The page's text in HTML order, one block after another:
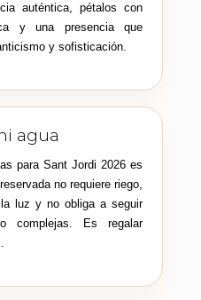
auténtica, pétalos con
y una presencia que
y sofisticación.
agua
para Sant Jordi 2026 es
no requiere riego,
luz y no obliga a seguir
complejas. Es regalar